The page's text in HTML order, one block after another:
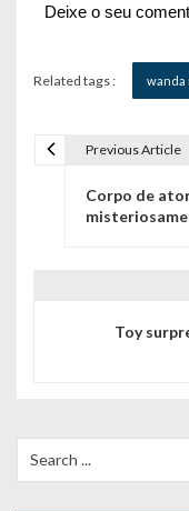
Deixe o seu
Related tags : wanda
ã
o
Previous Article
Corpo de
Toy
for: